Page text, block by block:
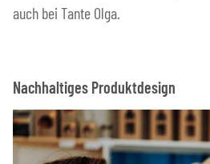
auch bei Tante Olga.
Nachhaltiges Produktdesign